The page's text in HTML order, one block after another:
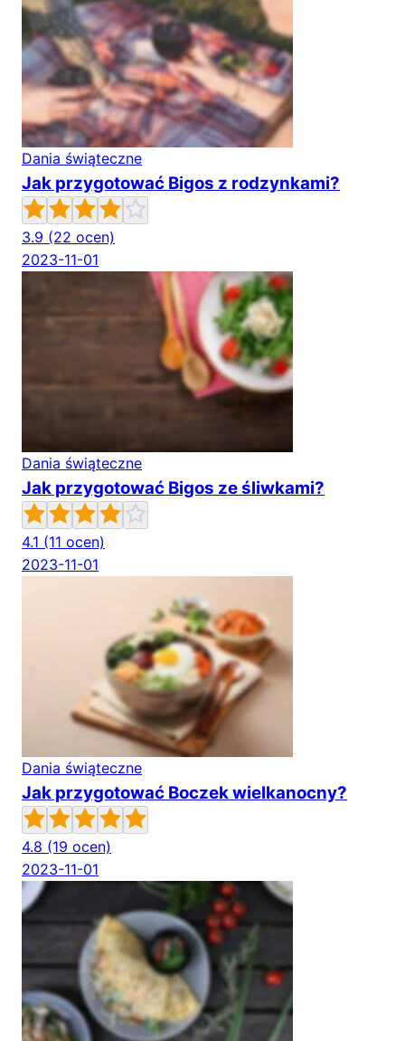
Dania świąteczne
Jak przygotować Bigos z rodzynkami?
3.9 (22 ocen)
2023-11-01
Dania świąteczne
Jak przygotować Bigos ze śliwkami?
4.1 (11 ocen)
2023-11-01
Dania świąteczne
Jak przygotować Boczek wielkanocny?
4.8 (19 ocen)
2023-11-01